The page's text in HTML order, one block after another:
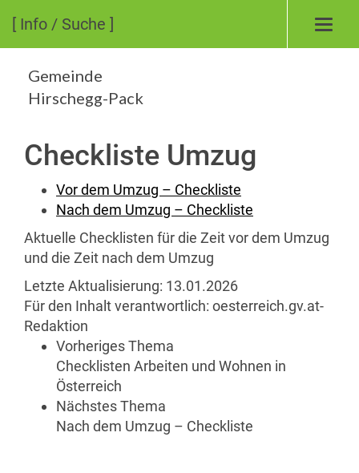
[ Info / Suche ]
Gemeinde
Hirschegg-Pack
Checkliste Umzug
Vor dem Umzug – Checkliste
Nach dem Umzug – Checkliste
Aktuelle Checklisten für die Zeit vor dem Umzug
und die Zeit nach dem Umzug
Letzte Aktualisierung: 13.01.2026
Für den Inhalt verantwortlich: oesterreich.gv.at-
Redaktion
Vorheriges Thema
Checklisten Arbeiten und Wohnen in
Österreich
Nächstes Thema
Nach dem Umzug – Checkliste